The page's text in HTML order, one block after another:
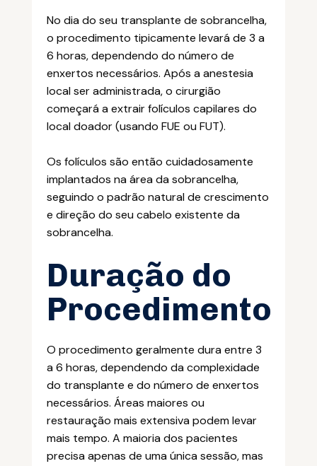
No dia do seu transplante de sobrancelha,
o procedimento tipicamente levará de 3 a
6 horas, dependendo do número de
enxertos necessários. Após a anestesia
local ser administrada, o cirurgião
começará a extrair folículos capilares do
local doador (usando FUE ou FUT).
Os folículos são então cuidadosamente
implantados na área da sobrancelha,
seguindo o padrão natural de crescimento
e direção do seu cabelo existente da
sobrancelha.
Duração do
Procedimento
O procedimento geralmente dura entre 3
a 6 horas, dependendo da complexidade
do transplante e do número de enxertos
necessários. Áreas maiores ou
restauração mais extensiva podem levar
mais tempo. A maioria dos pacientes
precisa apenas de uma única sessão, mas